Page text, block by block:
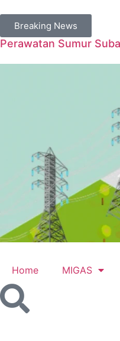
Breaking News
Perawatan Sumur
Home MIGAS